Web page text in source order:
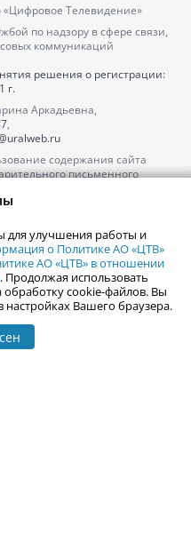
Телевидение»
по надзору в сфере связи,
коммуникаций
решения о регистрации:
г.
Аркадьевна,
,
содержания сайта
письменного
по тел.
в разделе «Афиша»
сайта
персональных данных
для улучшения работы и
о Политике АО «ЦТВ»
АО «ЦТВ» в отношении
. Продолжая использовать
обработку cookie-файлов. Вы
Вашего браузера.